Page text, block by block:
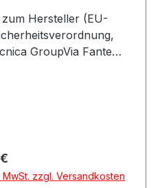
Hersteller (EU-
GroupVia Fante
Preis:
MwSt. zzgl. Versandkosten